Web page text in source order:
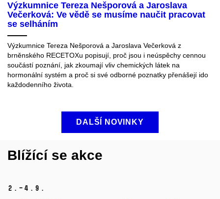
Výzkumnice Tereza Nešporová a Jaroslava
Večerková: Ve vědě se musíme naučit pracovat
se selháním
Výzkumnice Tereza Nešporová a Jaroslava Večerková z
brněnského RECETOXu popisují, proč jsou i neúspěchy cennou
součástí poznání, jak zkoumají vliv chemických látek na
hormonální systém a proč si své odborné poznatky přenášejí ido
každodenního života.
DALŠÍ NOVINKY
Blížící se akce
2.–4. 9.